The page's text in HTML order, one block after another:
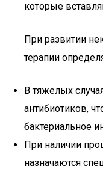
которые
При развитии
терапии
В тяжелых
антибиотиков,
бактериальное
При наличии
назначаются